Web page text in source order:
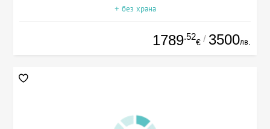
+ без храна
1789.52
€ / 3500лв.